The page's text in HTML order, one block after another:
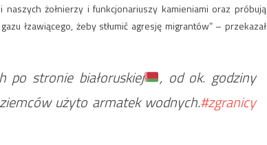
żołnierzy i funkcjonariuszy kamieniami oraz próbują
łzawiącego, żeby stłumić agresję migrantów” – przekazał
po stronie białoruskiej
, od ok. godziny
użyto armatek wodnych.#zgranicy